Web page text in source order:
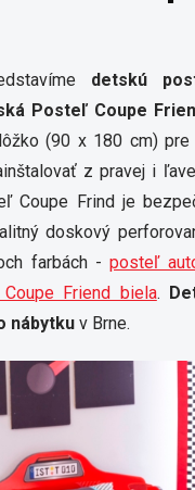
detskú
Posteľ Coupe
(90 x 180 cm) pre
z pravej i
Coupe Frind je
doskový
farbách -posteľ
Friend biela.
nábytku v Brne.